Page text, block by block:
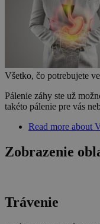
Všetko, čo potrebujete
Pálenie záhy ste už
takéto pálenie pre vás
Read more about
Zobrazenie
Trávenie